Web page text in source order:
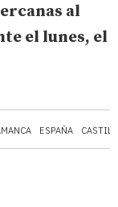
ESPAÑA
al
el lunes, el